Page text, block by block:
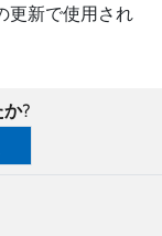
更新で使用され
?